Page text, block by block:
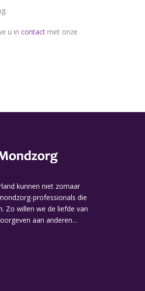
u in contactmet onze
kunnen niet zomaar
professionals die
Zo willen we de liefde van
aan anderen…